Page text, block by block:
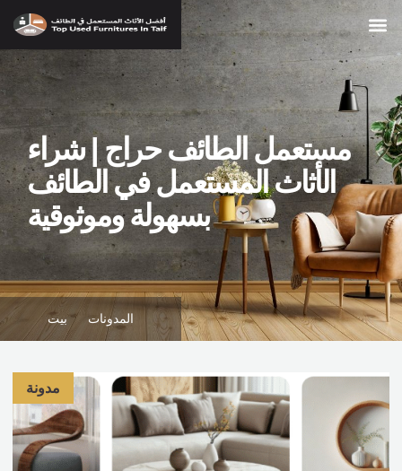
بيت المدونات
مستعمل الطائف حراج | شراء
الأثاث المستعمل في الطائف
بسهولة وموثوقية
مدونة